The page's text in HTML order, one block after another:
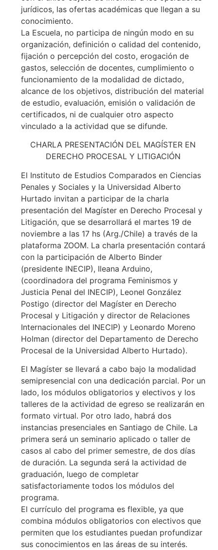
jurídicos, las ofertas académicas que llegan a su
conocimiento.
La Escuela, no participa de ningún modo en su
organización, definición o calidad del contenido,
fijación o percepción del costo, erogación de
gastos, selección de docentes, cumplimiento o
funcionamiento de la modalidad de dictado,
alcance de los objetivos, distribución del material
de estudio, evaluación, emisión o validación de
certificados, ni de cualquier otro aspecto
vinculado a la actividad que se difunde.
CHARLA PRESENTACIÓN DEL MAGÍSTER EN
DERECHO PROCESAL Y LITIGACIÓN
El Instituto de Estudios Comparados en Ciencias
Penales y Sociales y la Universidad Alberto
Hurtado invitan a participar de la charla
presentación del Magíster en Derecho Procesal y
Litigación, que se desarrollará el martes 19 de
noviembre a las 17 hs (Arg./Chile) a través de la
plataforma ZOOM. La charla presentación contará
con la participación de Alberto Binder
(presidente INECIP), Ileana Arduino,
(coordinadora del programa Feminismos y
Justicia Penal del INECIP), Leonel González
Postigo (director del Magíster en Derecho
Procesal y Litigación y director de Relaciones
Internacionales del INECIP) y Leonardo Moreno
Holman (director del Departamento de Derecho
Procesal de la Universidad Alberto Hurtado).
El Magíster se llevará a cabo bajo la modalidad
semipresencial con una dedicación parcial. Por un
lado, los módulos obligatorios y electivos y los
talleres de la actividad de egreso se realizarán en
formato virtual. Por otro lado, habrá dos
instancias presenciales en Santiago de Chile. La
primera será un seminario aplicado o taller de
casos al cabo del primer semestre, de dos días
de duración. La segunda será la actividad de
graduación, luego de completar
satisfactoriamente todos los módulos del
programa.
El currículo del programa es flexible, ya que
combina módulos obligatorios con electivos que
permiten que los estudiantes puedan profundizar
sus conocimientos en las áreas de su interés.